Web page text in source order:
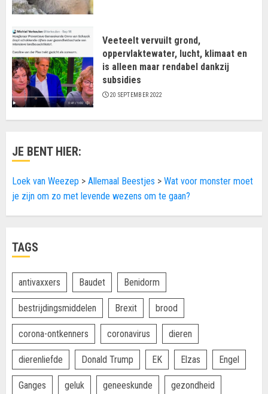
Veeteelt vervuilt grond,
oppervlaktewater, lucht, klimaat en
is alleen maar rendabel dankzij
subsidies
20 SEPTEMBER 2022
JE BENT HIER:
Loek van Weezep > Allemaal Beestjes > Wat voor monster moet
je zijn om zo met levende wezens om te gaan?
TAGS
antivaxxers Baudet Benidorm
bestrijdingsmiddelen Brexit brood
corona-ontkenners coronavirus dieren
dierenliefde Donald Trump EK Elzas Engel
Ganges geluk geneeskunde gezondheid